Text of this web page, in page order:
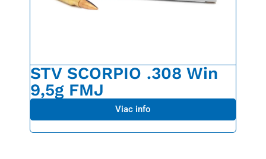
STV SCORPIO .308 Win
9,5g FMJ
Viac info